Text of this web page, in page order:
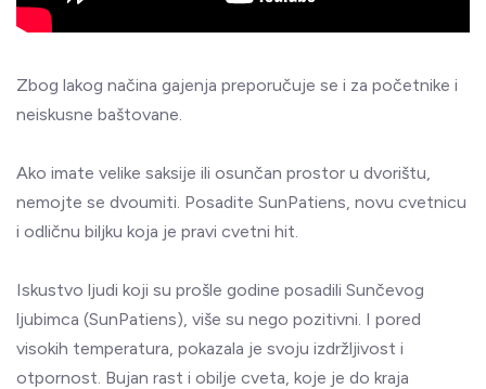
Zbog lakog načina gajenja preporučuje se i za početnike i
neiskusne baštovane.
Ako imate velike saksije ili osunčan prostor u dvorištu,
nemojte se dvoumiti. Posadite SunPatiens, novu cvetnicu
i odličnu biljku koja je pravi cvetni hit.
Iskustvo ljudi koji su prošle godine posadili Sunčevog
ljubimca (SunPatiens), više su nego pozitivni. I pored
visokih temperatura, pokazala je svoju izdržljivost i
otpornost. Bujan rast i obilje cveta, koje je do kraja